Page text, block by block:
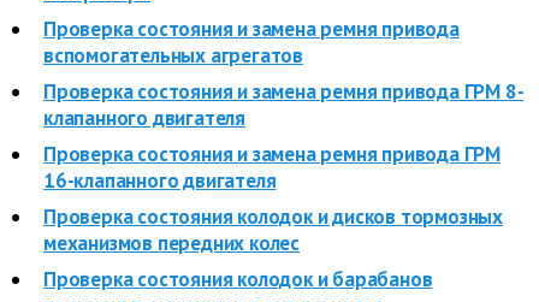
Проверка состояния и замена ремня привода
вспомогательных агрегатов
Проверка состояния и замена ремня привода ГРМ 8-
клапанного двигателя
Проверка состояния и замена ремня привода ГРМ
16-клапанного двигателя
Проверка состояния колодок и дисков тормозных
механизмов передних колес
Проверка состояния колодок и барабанов